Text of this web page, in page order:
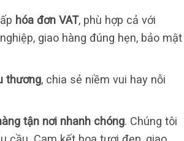
hóa đơn VAT, phù hợp cả với
giao hàng đúng hẹn, bảo mật
thương, chia sẻ niềm vui hay nỗi
tận nơi nhanh chóng. Chúng tôi